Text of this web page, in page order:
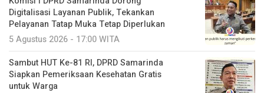
Digitalisasi Layanan Publik, Tekankan
Pelayanan Tatap Muka Tetap Diperlukan
5 Agustus 2026 - 17:00 WITA
Sambut HUT Ke-81 RI, DPRD Samarinda
Siapkan Pemeriksaan Kesehatan Gratis
untuk Warga